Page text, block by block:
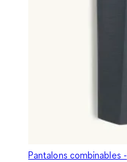
Pantalons combinables -